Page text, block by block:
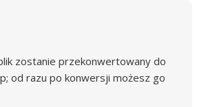
zostanie przekonwertowany do
od razu po konwersji możesz go